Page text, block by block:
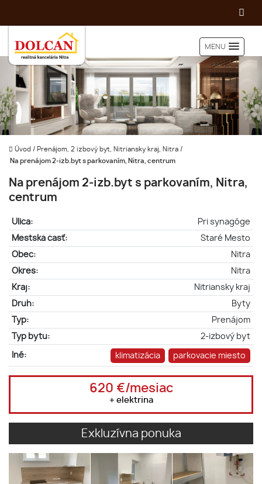
MENU
Úvod / Prenájom, 2 izbový byt, Nitriansky kraj, Nitra /
Na prenájom 2-izb.byt s parkovaním, Nitra, centrum
Na prenájom 2-izb.byt s parkovaním, Nitra,
centrum
Ulica:
Pri synagóge
Mestská časť:
Staré Mesto
Obec:
Nitra
Okres:
Nitra
Kraj:
Nitriansky kraj
Druh:
Byty
Typ:
Prenájom
Typ bytu:
2-izbový byt
Iné: klimatizácia parkovacie miesto
620 €/mesiac
+ elektrina
Exkluzívna ponuka